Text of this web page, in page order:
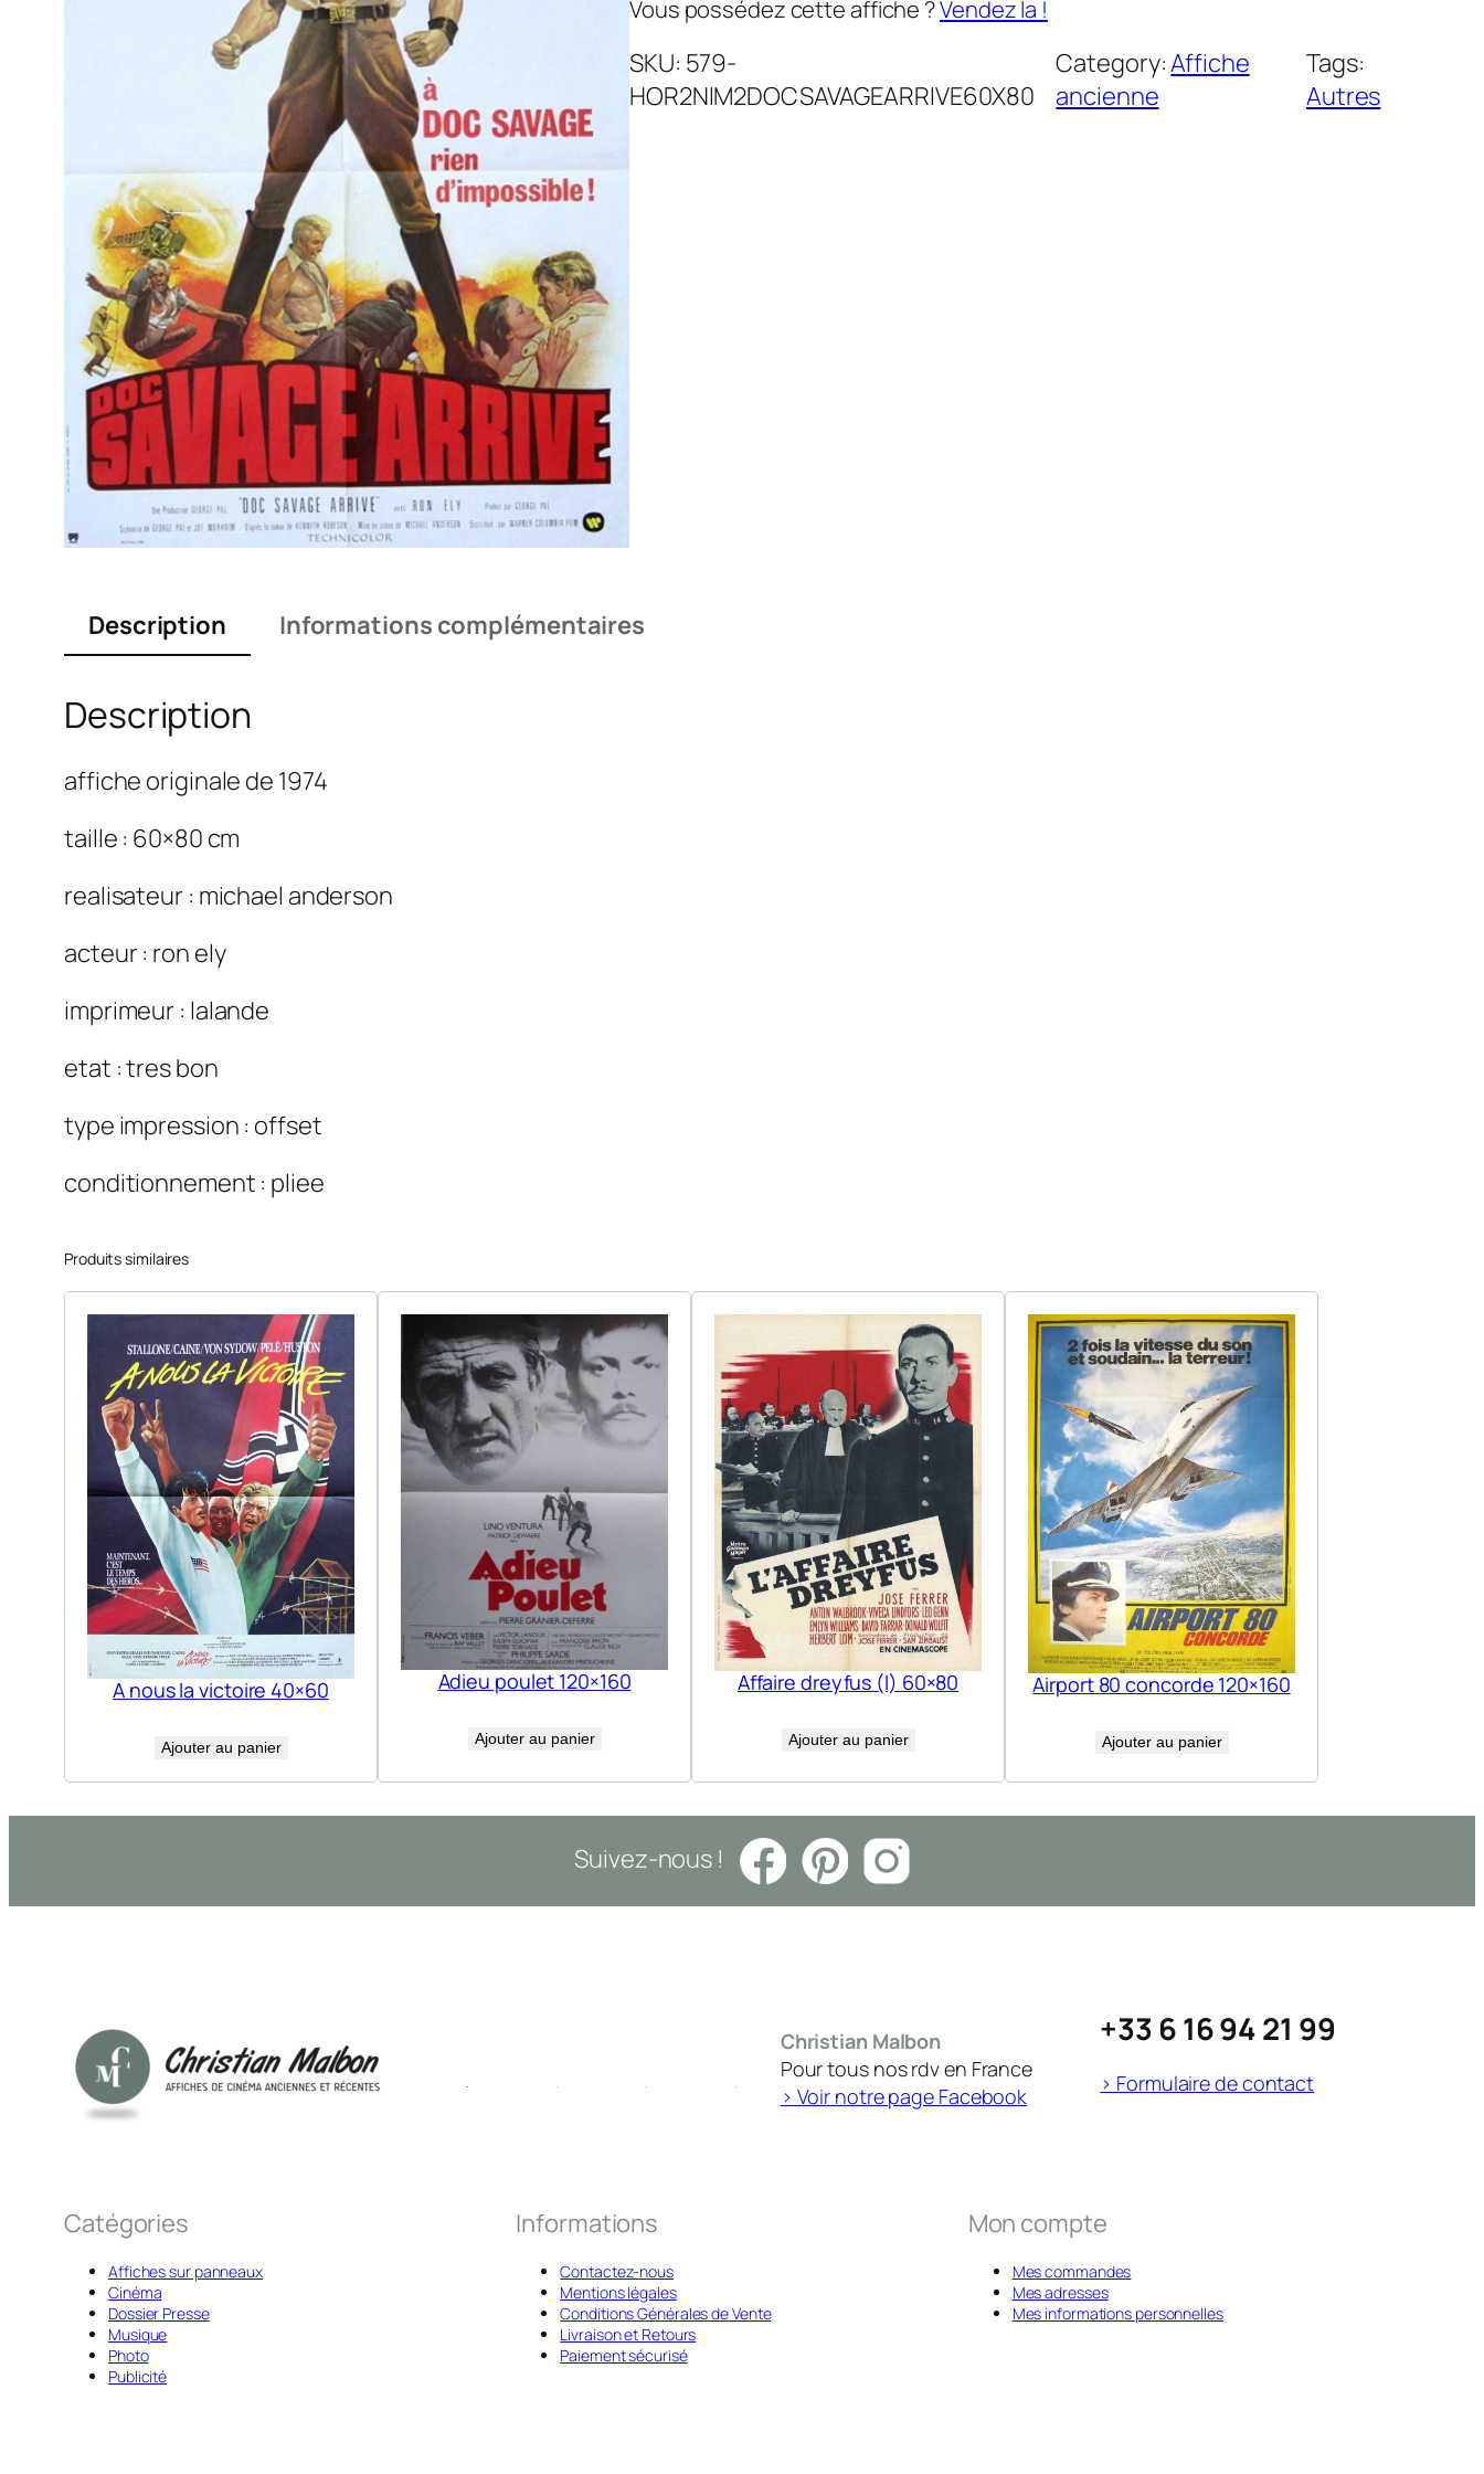
Vous possédez cette affiche ?Vendez la !
SKU: 579-
HOR2NIM2DOCSAVAGEARRIVE60X80
Category:Affiche
ancienne
Tags:
Autres
Description Informations complémentaires
Description
affiche originale de 1974
taille : 60×80 cm
realisateur : michael anderson
acteur : ron ely
imprimeur : lalande
etat : tres bon
type impression : offset
conditionnement : pliee
Produits similaires
A nous la victoire 40×60
Ajouter au panier
Adieu poulet 120×160
Ajouter au panier
Affaire dreyfus (l) 60×80
Ajouter au panier
Airport 80 concorde 120×160
Ajouter au panier
Suivez-nous !
Christian Malbon
Pour tous nos rdv en France
> Voir notre page Facebook
+33 6 16 94 21 99
> Formulaire de contact
Catégories
Affiches sur panneaux
Cinéma
Dossier Presse
Musique
Photo
Publicité
Informations
Contactez-nous
Mentions légales
Conditions Générales de Vente
Livraison et Retours
Paiement sécurisé
Mon compte
Mes commandes
Mes adresses
Mes informations personnelles